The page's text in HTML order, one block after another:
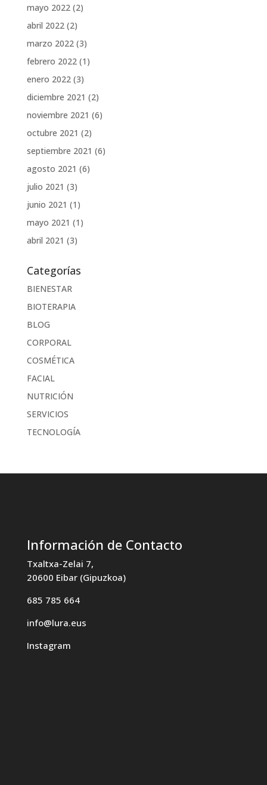
mayo 2022(2)
abril 2022(2)
marzo 2022(3)
febrero 2022(1)
enero 2022(3)
diciembre 2021 (2)
noviembre 2021 (6)
octubre 2021 (2)
septiembre 2021 (6)
agosto 2021 (6)
julio 2021 (3)
junio 2021 (1)
mayo 2021 (1)
abril 2021 (3)
Categorías
BIENESTAR
BIOTERAPIA
BLOG
CORPORAL
COSMÉTICA
FACIAL
NUTRICIÓN
SERVICIOS
TECNOLOGÍA
Información de Contacto
Txaltxa-Zelai 7,
20600 Eibar (Gipuzkoa)
685 785 664
info@lura.eus
Instagram